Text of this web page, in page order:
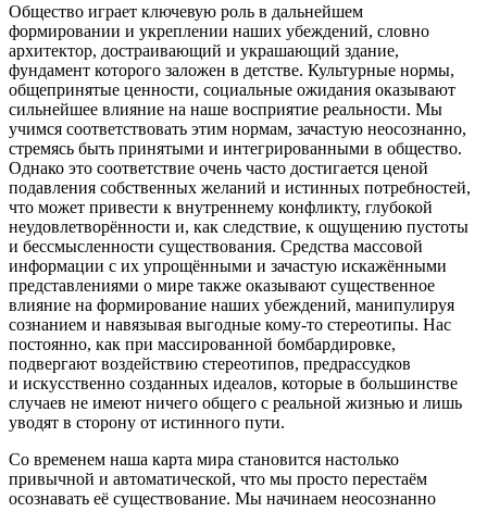
Общество играет ключевую роль в дальнейшем
формировании и укреплении наших убеждений, словно
архитектор, достраивающий и украшающий здание,
фундамент которого заложен в детстве. Культурные нормы,
общепринятые ценности, социальные ожидания оказывают
сильнейшее влияние на наше восприятие реальности. Мы
учимся соответствовать этим нормам, зачастую неосознанно,
стремясь быть принятыми и интегрированными в общество.
Однако это соответствие очень часто достигается ценой
подавления собственных желаний и истинных потребностей,
что может привести к внутреннему конфликту, глубокой
неудовлетворённости и, как следствие, к ощущению пустоты
и бессмысленности существования. Средства массовой
информации с их упрощёнными и зачастую искажёнными
представлениями о мире также оказывают существенное
влияние на формирование наших убеждений, манипулируя
сознанием и навязывая выгодные кому-то стереотипы. Нас
постоянно, как при массированной бомбардировке,
подвергают воздействию стереотипов, предрассудков
и искусственно созданных идеалов, которые в большинстве
случаев не имеют ничего общего с реальной жизнью и лишь
уводят в сторону от истинного пути.
Со временем наша карта мира становится настолько
привычной и автоматической, что мы просто перестаём
осознавать её существование. Мы начинаем неосознанно